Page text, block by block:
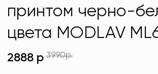
принтом черно-
цвета MODLAV
2888 р 3990р.